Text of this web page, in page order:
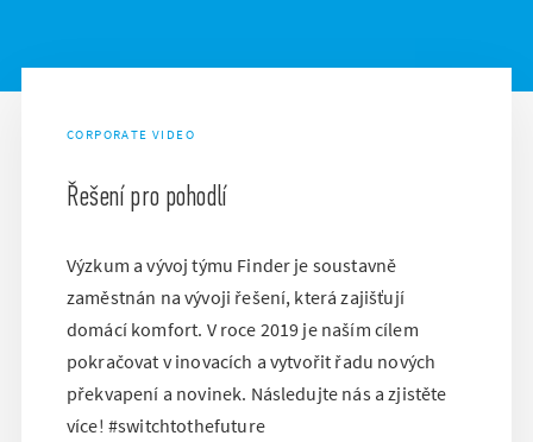
CORPORATE VIDEO
Řešení pro pohodlí
Výzkum a vývoj týmu Finder je soustavně
zaměstnán na vývoji řešení, která zajišťují
domácí komfort. V roce 2019 je naším cílem
pokračovat v inovacích a vytvořit řadu nových
překvapení a novinek. Následujte nás a zjistěte
více! #switchtothefuture